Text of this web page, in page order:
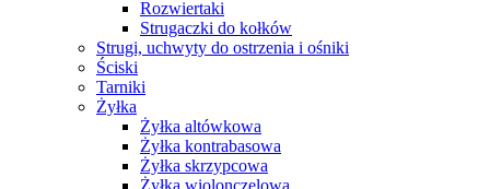
Rozwiertaki
Strugaczki do kołków
Strugi, uchwyty do ostrzenia i ośniki
Ściski
Tarniki
Żyłka
Żyłka altówkowa
Żyłka kontrabasowa
Żyłka skrzypcowa
Żyłka wiolonczelowa